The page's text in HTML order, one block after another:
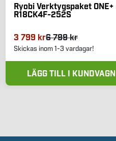
Ryobi Verktygspaket ONE+
R18CK4F-252S
3 799 kr6 799 kr
Skickas inom 1-3 vardagar!
LÄGG TILL I KUNDVAGN